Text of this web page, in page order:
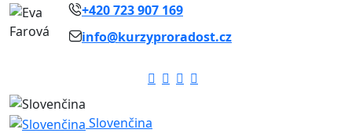
+420 723 907 169
info@kurzyproradost.cz
Slovenčina